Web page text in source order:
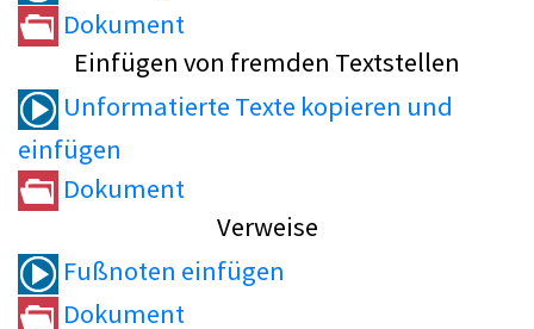
Dokument
Einfügen von fremden Textstellen
Unformatierte Texte kopieren und
einfügen
Dokument
Verweise
Fußnoten einfügen
Dokument